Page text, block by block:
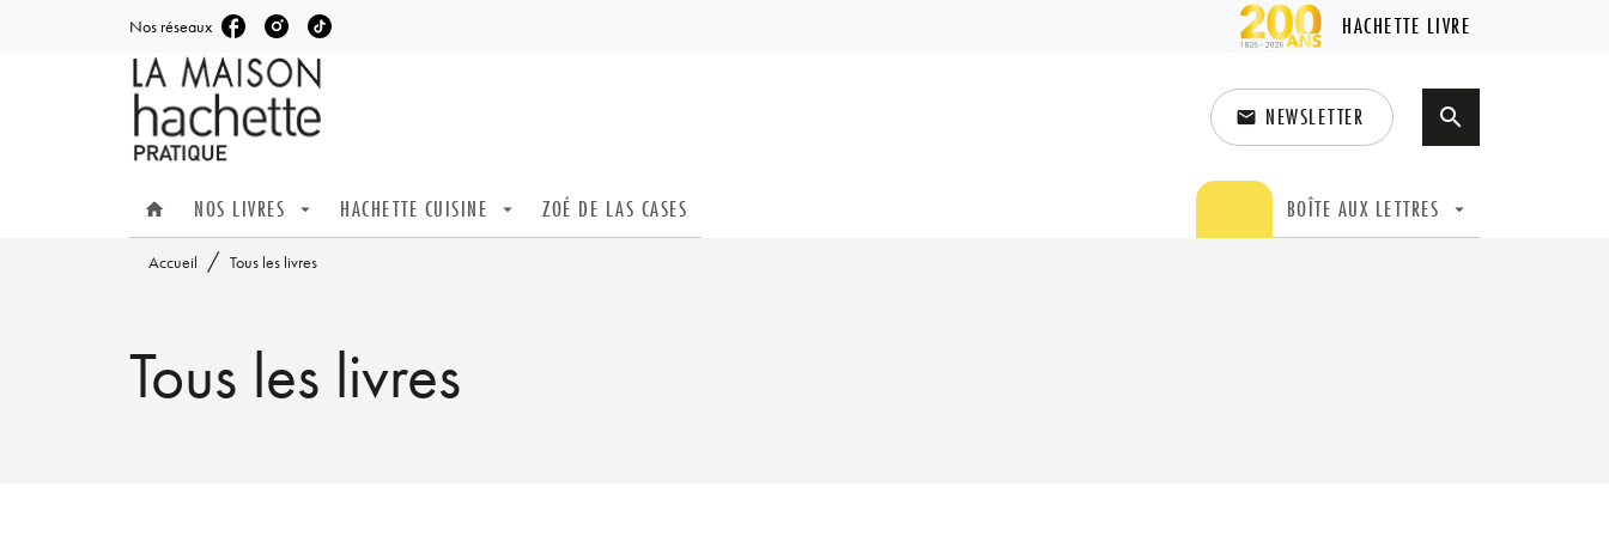
MENU RECHERCHE
Nos réseaux HACHETTE LIVRE
email NEWSLETTER search
home NOS LIVRES arrow_drop_down HACHETTE CUISINE arrow_drop_down ZOÉ DE LAS CASES BOÎTE AUX LETTRES arrow_drop_down
Accueil / Tous les livres
Tous les livres